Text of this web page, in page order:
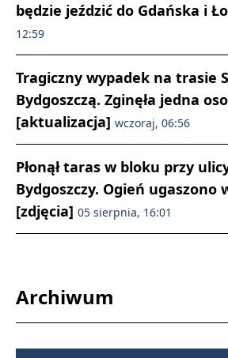
będzie jeździć do Gdańska i
12:59
Tragiczny wypadek na trasie
Bydgoszczą. Zginęła jedna
[aktualizacja] wczoraj, 06:56
Płonął taras w bloku przy
Bydgoszczy. Ogień
[zdjęcia] 05 sierpnia, 16:01
Archiwum